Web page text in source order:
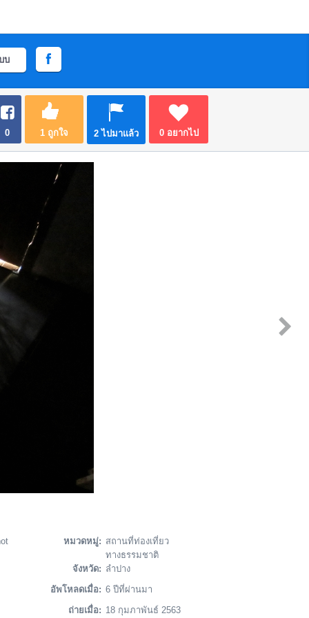
บ
0 1ถูกใจ 2 ไปมาแล้ว 0อยากไป
หมวดหมู่: สถานที่ท่องเที่ยว
ทางธรรมชาติ
จังหวัด: ลำปาง
อัพโหลดเมื่อ: 6 ปีที่ผ่านมา
ถ่ายเมื่อ: 18 กุมภาพันธ์ 2563